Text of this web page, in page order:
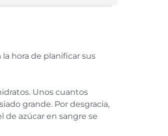
hora de planificar sus
Unos cuantos
grande. Por desgracia,
de azúcar en sangre se